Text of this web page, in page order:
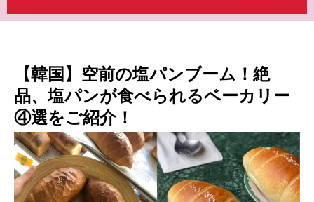
【韓国】空前の塩パンブーム！絶
品、塩パンが食べられるベーカリー
④選をご紹介！